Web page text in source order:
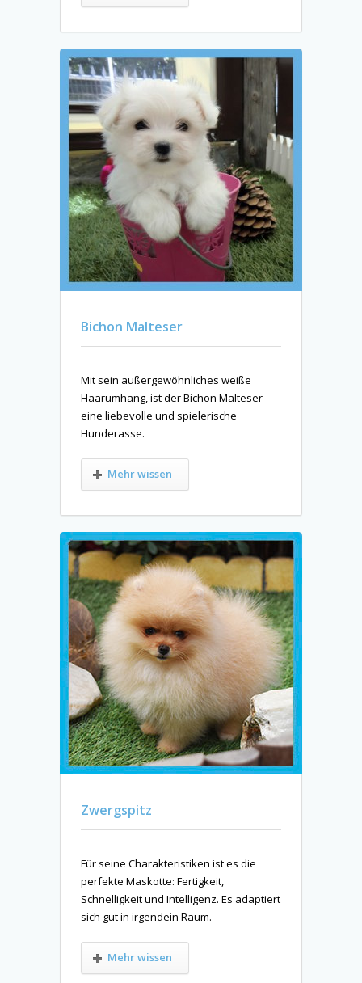
Bichon Malteser
Mit sein außergewöhnliches weiße
Haarumhang, ist der Bichon Malteser
eine liebevolle und spielerische
Hunderasse.
Mehr wissen
Zwergspitz
Für seine Charakteristiken ist es die
perfekte Maskotte: Fertigkeit,
Schnelligkeit und Intelligenz. Es adaptiert
sich gut in irgendein Raum.
Mehr wissen